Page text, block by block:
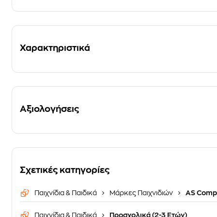
Χαρακτηριστικά
Αξιολογήσεις
Σχετικές κατηγορίες
Παιχνίδια & Παιδικά Μάρκες Παιχνιδιών AS
Παιχνίδια & Παιδικά Προσχολικά (2-3 Ετών)